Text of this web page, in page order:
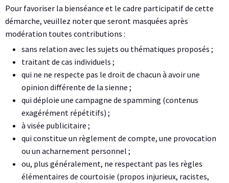
Pour favoriser la bienséance et le cadre participatif de cette
démarche, veuillez noter que seront masquées après
modération toutes contributions :
sans relation avec les sujets ou thématiques proposés ;
traitant de cas individuels ;
qui ne ne respecte pas le droit de chacun à avoir une
opinion différente de la sienne ;
qui déploie une campagne de spamming (contenus
exagérément répétitifs) ;
à visée publicitaire ;
qui constitue un règlement de compte, une provocation
ou un acharnement personnel ;
ou, plus généralement, ne respectant pas les règles
élémentaires de courtoisie (propos injurieux, racistes,